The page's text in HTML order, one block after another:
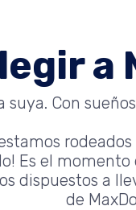
a
suya. Con
Es el
dispuestos a
de